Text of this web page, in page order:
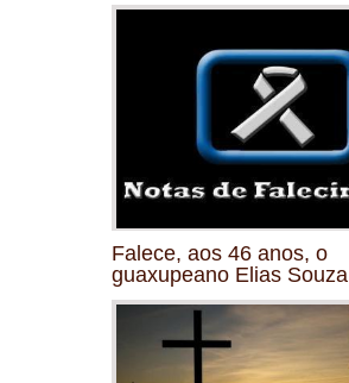
Falece, aos 46 anos, o
guaxupeano Elias Souza